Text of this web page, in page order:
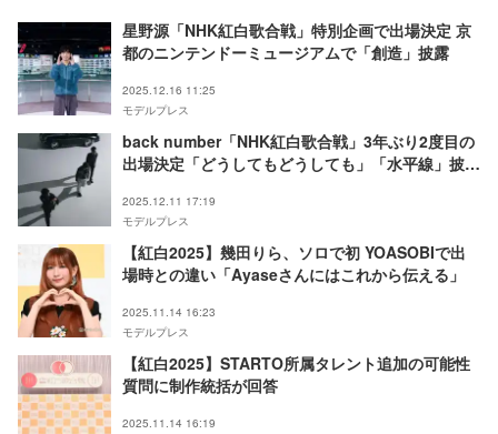
星野源「NHK紅白歌合戦」特別企画で出場決定 京
都のニンテンドーミュージアムで「創造」披露
2025.12.16 11:25
モデルプレス
back number「NHK紅白歌合戦」3年ぶり2度目の
出場決定「どうしてもどうしても」「水平線」披露
2025.12.11 17:19
モデルプレス
【紅白2025】幾田りら、ソロで初 YOASOBIで出
場時との違い「Ayaseさんにはこれから伝える」
2025.11.14 16:23
モデルプレス
【紅白2025】STARTO所属タレント追加の可能性
質問に制作統括が回答
2025.11.14 16:19